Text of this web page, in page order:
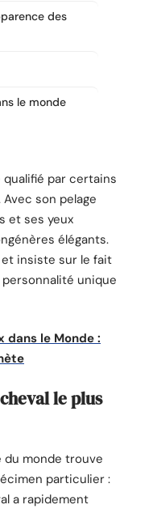
des
le monde
qualifié par certains
Avec son pelage
et ses yeux
élégants.
insiste sur le fait
unique
dans le Monde :
le plus
du monde trouve
particulier :
a rapidement